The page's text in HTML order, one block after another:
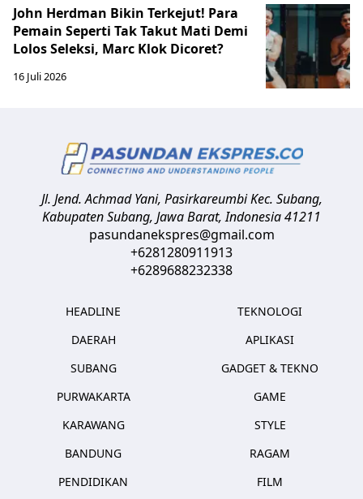
John Herdman Bikin Terkejut! Para
Pemain Seperti Tak Takut Mati Demi
Lolos Seleksi, Marc Klok Dicoret?
16 Juli 2026
Jl. Jend. Achmad Yani, Pasirkareumbi Kec. Subang,
Kabupaten Subang, Jawa Barat,Indonesia41211
pasundanekspres@gmail.com
+6281280911913
+6289688232338
HEADLINE
DAERAH
SUBANG
PURWAKARTA
KARAWANG
BANDUNG
PENDIDIKAN
TEKNOLOGI
APLIKASI
GADGET & TEKNO
GAME
STYLE
RAGAM
FILM